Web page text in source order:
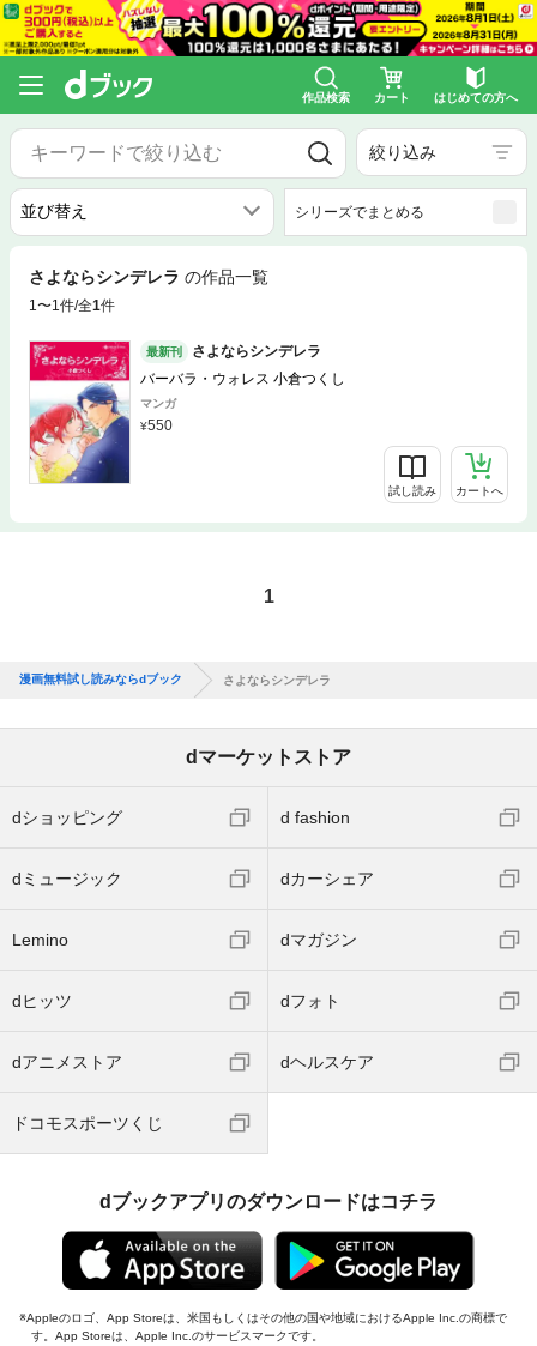
作品検索 カート はじめての方へ
絞り込み
シリーズでまとめる
さよならシンデレラ の作品一覧
1〜1件/全1件
最新刊
さよならシンデレラ
バーバラ・ウォレス 小倉つくし
マンガ
550
試し読み カートへ
1
漫画無料試し読みならdブック さよならシンデレラ
dマーケットストア
dショッピング d fashion
dミュージック dカーシェア
Lemino dマガジン
dヒッツ dフォト
dアニメストア dヘルスケア
ドコモスポーツくじ
dブックアプリのダウンロードはコチラ
Appleのロゴ、App Storeは、米国もしくはその他の国や地域におけるApple Inc.の商標で
す。App Storeは、Apple Inc.のサービスマークです。